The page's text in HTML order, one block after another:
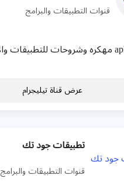
قنوات التطبيقات والبرامج
عرض قناة تيليجرام
تطبيقات جود تك
قنوات التطبيقات والبرامج